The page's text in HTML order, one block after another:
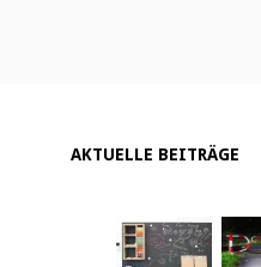
AKTUELLE BEITRÄGE